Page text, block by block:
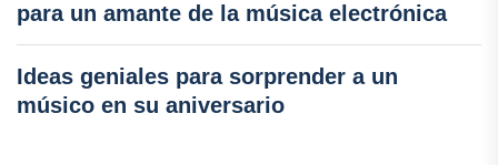
para un amante de la música electrónica
Ideas geniales para sorprender a un
músico en su aniversario